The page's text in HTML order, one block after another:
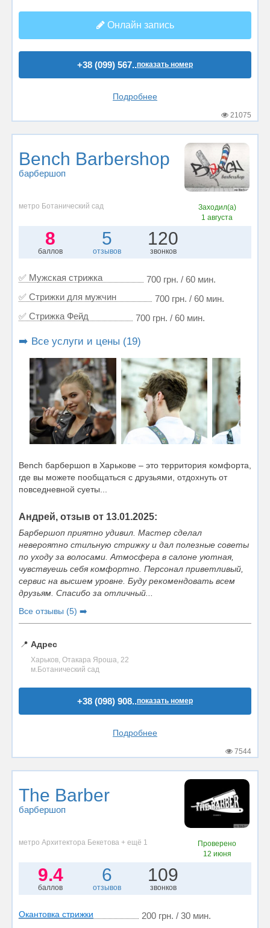
Онлайн запись
+38 (099) 567..показать номер
Подробнее
21075
Bench Barbershop
барбершоп
метро Ботанический сад
Заходил(а)
1 августа
8
баллов
5
отзывов
120
звонков
✅ Мужская стрижка
700 грн. / 60 мин.
✅ Стрижки для мужчин
700 грн. / 60 мин.
✅ Стрижка Фейд
700 грн. / 60 мин.
➡️ Все услуги и цены (19)
Bench барбершоп в Харькове – это территория комфорта,
где вы можете пообщаться с друзьями, отдохнуть от
повседневной суеты...
Андрей, отзыв от 13.01.2025:
Барбершоп приятно удивил. Мастер сделал
невероятно стильную стрижку и дал полезные советы
по уходу за волосами. Атмосфера в салоне уютная,
чувствуешь себя комфортно. Персонал приветливый,
сервис на высшем уровне. Буду рекомендовать всем
друзьям. Спасибо за отличный...
Все отзывы (5) ➡️
📍 Адрес
Харьков, Отакара Яроша, 22
м.Ботанический сад
+38 (098) 908..показать номер
Подробнее
7544
The Barber
барбершоп
метро Архитектора Бекетова + ещё 1
Проверено
12 июня
9.4
баллов
6
отзывов
109
звонков
Окантовка стрижки 200 грн. / 30 мин.